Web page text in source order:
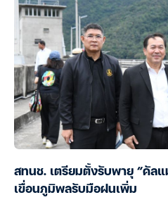
สทนช. เตรียมตั้งรับพายุ “คัล
เขื่อนภูมิพลรับมือฝนเพิ่ม